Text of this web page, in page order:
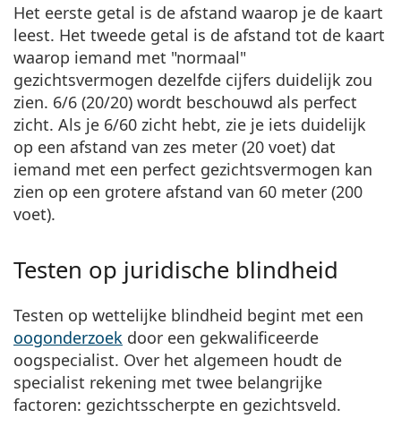
Het eerste getal is de afstand waarop je de kaart
leest. Het tweede getal is de afstand tot de kaart
waarop iemand met "normaal"
gezichtsvermogen dezelfde cijfers duidelijk zou
zien. 6/6 (20/20) wordt beschouwd als perfect
zicht. Als je 6/60 zicht hebt, zie je iets duidelijk
op een afstand van zes meter (20 voet) dat
iemand met een perfect gezichtsvermogen kan
zien op een grotere afstand van 60 meter (200
voet).
Testen op juridische blindheid
Testen op wettelijke blindheid begint met een
oogonderzoek door een gekwalificeerde
oogspecialist. Over het algemeen houdt de
specialist rekening met twee belangrijke
factoren: gezichtsscherpte en gezichtsveld.